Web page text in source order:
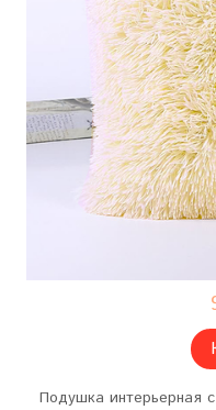
Подушка интерьерная